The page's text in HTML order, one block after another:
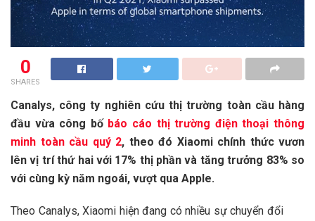
0
SHARES
Canalys, công ty nghiên cứu thị trường toàn cầu hàng
đầu vừa công bố báo cáo thị trường điện thoại thông
minh toàn cầu quý 2, theo đó Xiaomi chính thức vươn
lên vị trí thứ hai với 17% thị phần và tăng trưởng 83% so
với cùng kỳ năm ngoái, vượt qua Apple.
Theo Canalys, Xiaomi hiện đang có nhiều sự chuyển đổi